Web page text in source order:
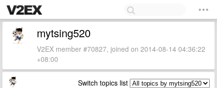
mytsing520
V2EX member #70827, joined on 2014-08-14 04:36:22
+08:00
Switch topics list